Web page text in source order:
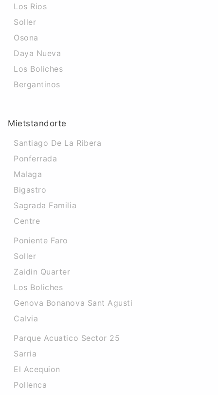
Los Rios
Soller
Osona
Daya Nueva
Los Boliches
Bergantinos
Mietstandorte
Santiago De La Ribera
Ponferrada
Malaga
Bigastro
Sagrada Familia
Centre
Poniente Faro
Soller
Zaidin Quarter
Los Boliches
Genova Bonanova Sant Agusti
Calvia
Parque Acuatico Sector 25
Sarria
El Acequion
Pollenca